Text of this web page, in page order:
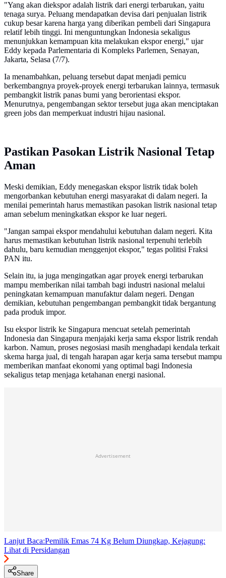
"Yang akan diekspor adalah listrik dari energi terbarukan, yaitu
tenaga surya. Peluang mendapatkan devisa dari penjualan listrik
cukup besar karena harga yang diberikan pembeli dari Singapura
relatif lebih tinggi. Ini menguntungkan Indonesia sekaligus
menunjukkan kemampuan kita melakukan ekspor energi," ujar
Eddy kepada Parlementaria di Kompleks Parlemen, Senayan,
Jakarta, Selasa (7/7).
Ia menambahkan, peluang tersebut dapat menjadi pemicu
berkembangnya proyek-proyek energi terbarukan lainnya, termasuk
pembangkit listrik panas bumi yang berorientasi ekspor.
Menurutnya, pengembangan sektor tersebut juga akan menciptakan
green jobs dan memperkuat industri hijau nasional.
Pastikan Pasokan Listrik Nasional Tetap
Aman
Meski demikian, Eddy menegaskan ekspor listrik tidak boleh
mengorbankan kebutuhan energi masyarakat di dalam negeri. Ia
menilai pemerintah harus memastikan pasokan listrik nasional tetap
aman sebelum meningkatkan ekspor ke luar negeri.
"Jangan sampai ekspor mendahului kebutuhan dalam negeri. Kita
harus memastikan kebutuhan listrik nasional terpenuhi terlebih
dahulu, baru kemudian menggenjot ekspor," tegas politisi Fraksi
PAN itu.
Selain itu, ia juga mengingatkan agar proyek energi terbarukan
mampu memberikan nilai tambah bagi industri nasional melalui
peningkatan kemampuan manufaktur dalam negeri. Dengan
demikian, kebutuhan pengembangan pembangkit tidak bergantung
pada produk impor.
Isu ekspor listrik ke Singapura mencuat setelah pemerintah
Indonesia dan Singapura menjajaki kerja sama ekspor listrik rendah
karbon. Namun, proses negosiasi masih menghadapi kendala terkait
skema harga jual, di tengah harapan agar kerja sama tersebut mampu
memberikan manfaat ekonomi yang optimal bagi Indonesia
sekaligus tetap menjaga ketahanan energi nasional.
Advertisement
Lanjut Baca:Pemilik Emas 74 Kg Belum Diungkap, Kejagung:
Lihat di Persidangan
Share